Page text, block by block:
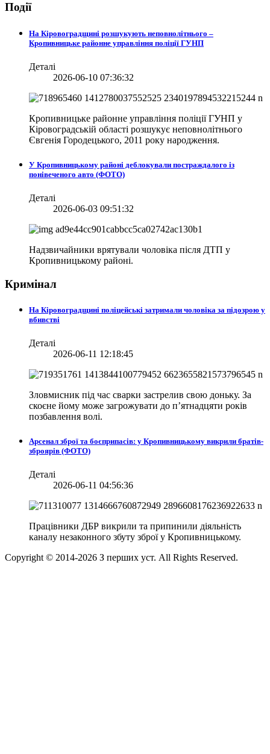
Події
На Кіровоградщині розшукують неповнолітнього –
Кропивницьке районне управління поліції ГУНП
Деталі
2026-06-10 07:36:32
Кропивницьке районне управління поліції ГУНП у
Кіровоградській області розшукує неповнолітнього
Євгенія Городецького, 2011 року народження.
У Кропивницькому районі деблокували постраждалого із
понівеченого авто (ФОТО)
Деталі
2026-06-03 09:51:32
Надзвичайники врятували чоловіка після ДТП у
Кропивницькому районі.
Кримінал
На Кіровоградщині поліцейські затримали чоловіка за підозрою у
вбивстві
Деталі
2026-06-11 12:18:45
Зловмисник під час сварки застрелив свою доньку. За
скоєне йому може загрожувати до п’ятнадцяти років
позбавлення волі.
Арсенал зброї та боєприпасів: у Кропивницькому викрили братів-
зброярів (ФОТО)
Деталі
2026-06-11 04:56:36
Працівники ДБР викрили та припинили діяльність
каналу незаконного збуту зброї у Кропивницькому.
Copyright © 2014-2026 З перших уст. All Rights Reserved.